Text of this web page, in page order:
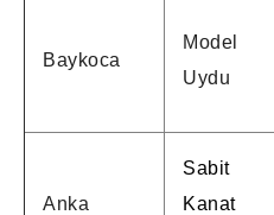
Baykoca
Model
Uydu
Anka
Sabit
Kanat